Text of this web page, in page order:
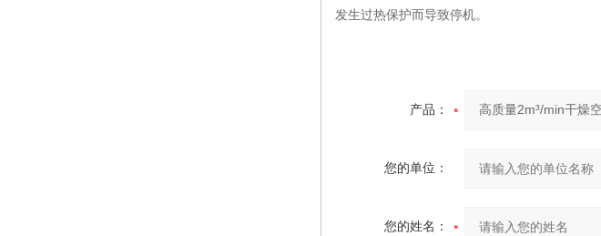
发生过热保护而导致停机。
产品：
您的单位：
您的姓名：